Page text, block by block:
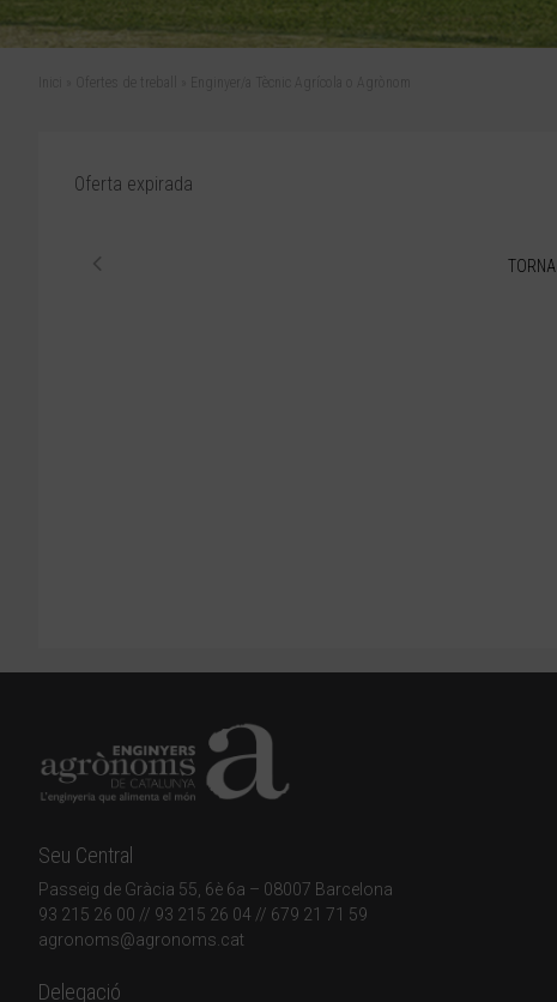
Oferta expirada
Seu Central
Passeig de Gràcia 55, 6è 6a – 08007 Barcelona
93 215 26 00 // 93 215 26 04 // 679 21 71 59
agronoms@agronoms.cat
Delegació